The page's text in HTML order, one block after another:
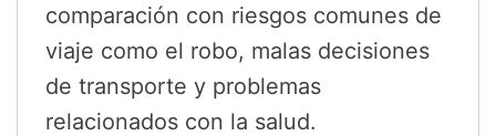
comparación con riesgos comunes de
viaje como el robo, malas decisiones
de transporte y problemas
relacionados con la salud.